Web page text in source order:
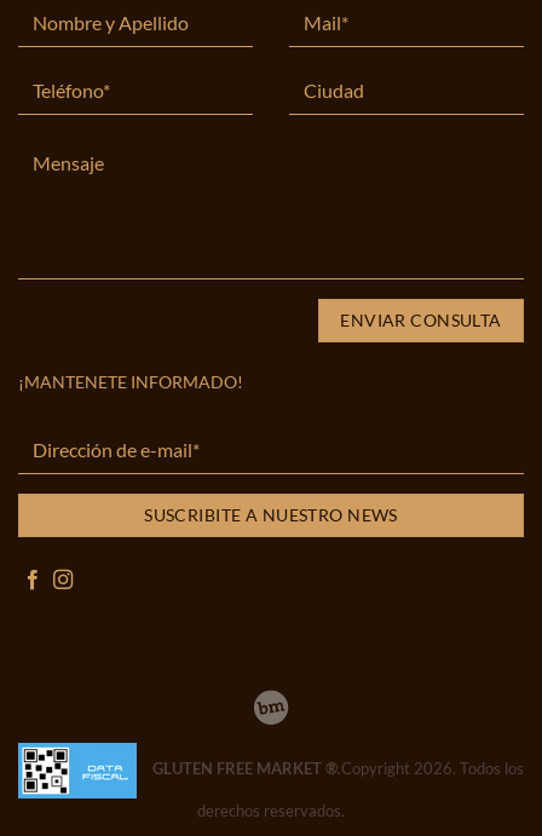
¡MANTENETE INFORMADO!
GLUTEN FREE MARKET ®.Copyright 2026. Todos los
derechos reservados.